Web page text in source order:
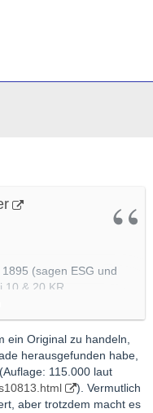
(sagen ESG und
& 20 KR.
ein Original zu handeln,
herausgefunden habe,
115.000 laut
). Vermutlich
aber trotzdem macht es